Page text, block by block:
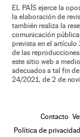
EL PAÍS ejerce la
la elaboración de
también realiza la
comunicación
prevista en el artículo
de las
este sitio web a
adecuados a tal fin
24/2021, de 2 de
Contacto
Política de privacidad